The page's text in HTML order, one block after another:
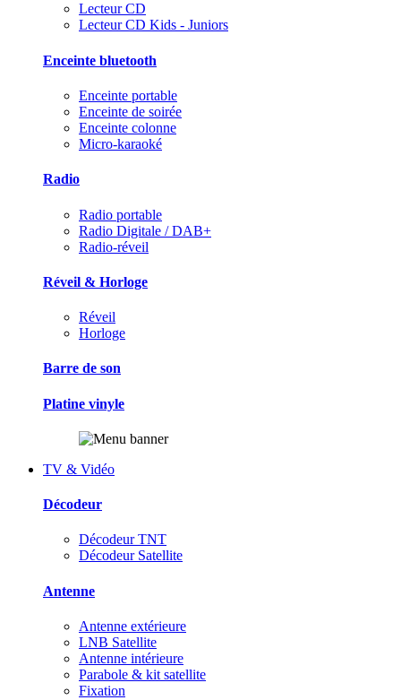
Lecteur CD
Lecteur CD Kids - Juniors
Enceinte bluetooth
Enceinte portable
Enceinte de soirée
Enceinte colonne
Micro-karaoké
Radio
Radio portable
Radio Digitale / DAB+
Radio-réveil
Réveil & Horloge
Réveil
Horloge
Barre de son
Platine vinyle
TV & Vidéo
Décodeur
Décodeur TNT
Décodeur Satellite
Antenne
Antenne extérieure
LNB Satellite
Antenne intérieure
Parabole & kit satellite
Fixation